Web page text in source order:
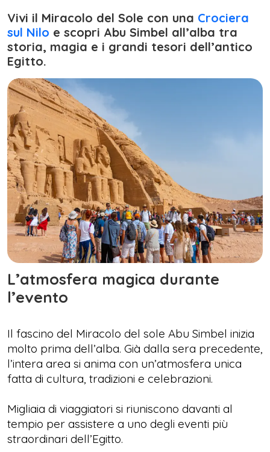
Vivi il Miracolo del Sole con una Crociera
sul Nilo e scopri Abu Simbel all’alba tra
storia, magia e i grandi tesori dell’antico
Egitto.
L’atmosfera magica durante
l’evento
Il fascino del Miracolo del sole Abu Simbel inizia
molto prima dell’alba. Già dalla sera precedente,
l’intera area si anima con un’atmosfera unica
fatta di cultura, tradizioni e celebrazioni.
Migliaia di viaggiatori si riuniscono davanti al
tempio per assistere a uno degli eventi più
straordinari dell’Egitto.